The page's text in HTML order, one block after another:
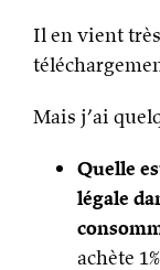
Il en vient
Mais j’ai
Quelle
légale
achète